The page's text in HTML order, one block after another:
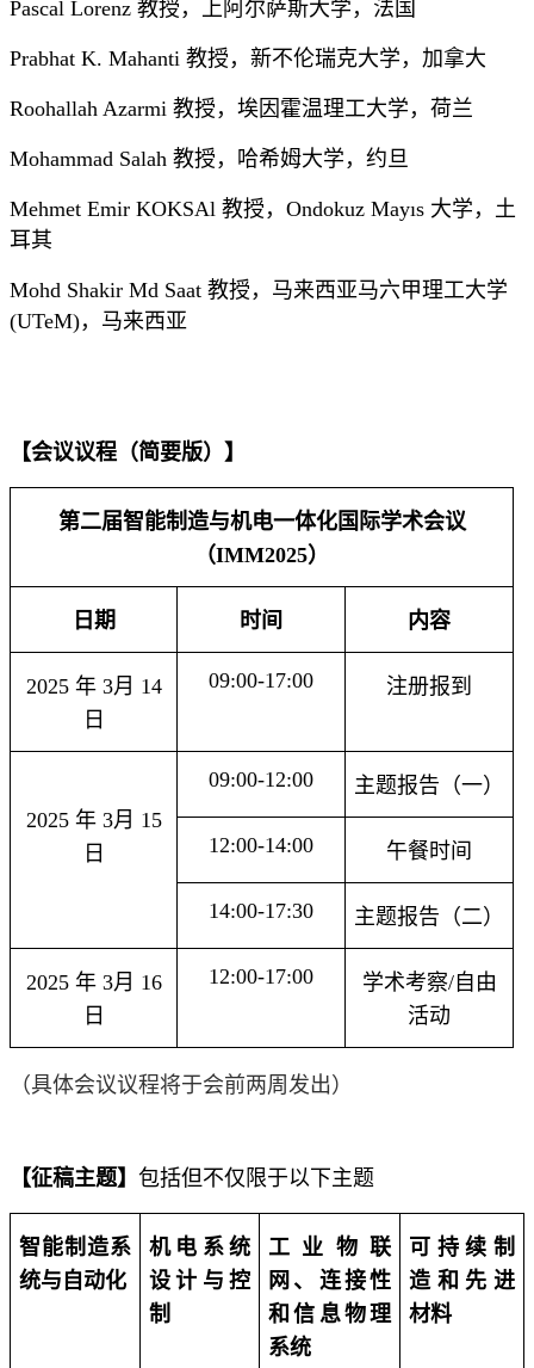
Pascal Lorenz 教授，上阿尔萨斯大学，法国
Prabhat K. Mahanti 教授，新不伦瑞克大学，加拿大
Roohallah Azarmi 教授，埃因霍温理工大学，荷兰
Mohammad Salah 教授，哈希姆大学，约旦
Mehmet Emir KOKSAl 教授，Ondokuz Mayıs 大学，土
耳其
Mohd Shakir Md Saat 教授，马来西亚马六甲理工大学
(UTeM)，马来西亚
【会议议程（简要版）】
第二届智能制造与机电一体化国际学术会议
（IMM2025）
日期 时间 内容
2025 年 3月 14
日
09:00-17:00 注册报到
2025 年 3月 15
日
09:00-12:00 主题报告（一）
12:00-14:00 午餐时间
14:00-17:30 主题报告（二）
2025 年 3月 16
日
12:00-17:00 学术考察/自由
活动
（具体会议议程将于会前两周发出）
【征稿主题】 包括但不仅限于以下主题
智能制造系
统与自动化
机电系统
设计与控
制
工业物联
网、连接性
和信息物理
系统
可持续制
造和先进
材料